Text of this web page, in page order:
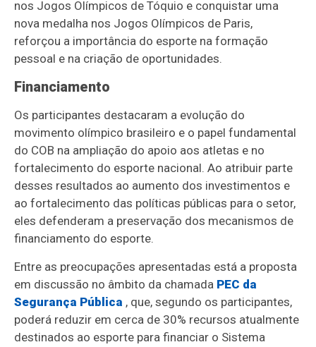
nos Jogos Olímpicos de Tóquio e conquistar uma
nova medalha nos Jogos Olímpicos de Paris,
reforçou a importância do esporte na formação
pessoal e na criação de oportunidades.
Financiamento
Os participantes destacaram a evolução do
movimento olímpico brasileiro e o papel fundamental
do COB na ampliação do apoio aos atletas e no
fortalecimento do esporte nacional. Ao atribuir parte
desses resultados ao aumento dos investimentos e
ao fortalecimento das políticas públicas para o setor,
eles defenderam a preservação dos mecanismos de
financiamento do esporte.
Entre as preocupações apresentadas está a proposta
em discussão no âmbito da chamada PEC da
Segurança Pública , que, segundo os participantes,
poderá reduzir em cerca de 30% recursos atualmente
destinados ao esporte para financiar o Sistema